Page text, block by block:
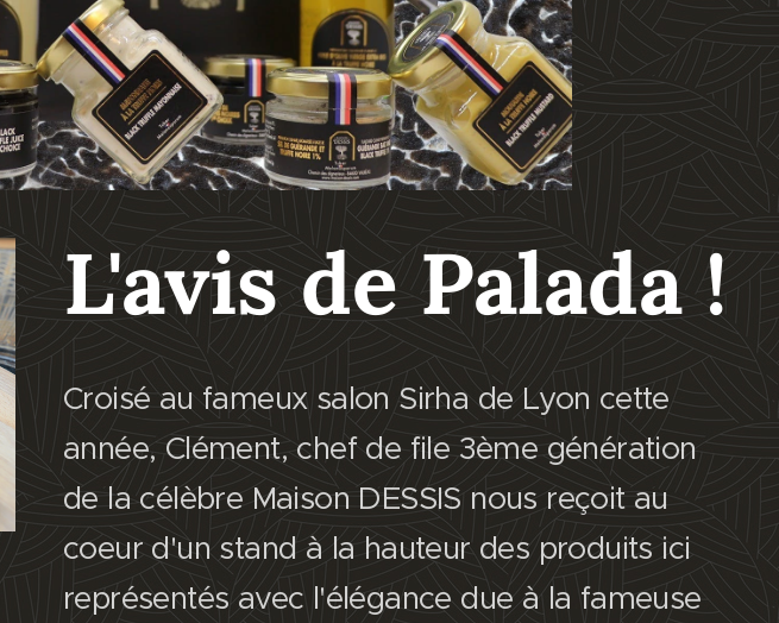
L'avis de Palada !
Croisé au fameux salon Sirha de Lyon cette
année, Clément, chef de file 3ème génération
de la célèbre Maison DESSIS nous reçoit au
coeur d'un stand à la hauteur des produits ici
représentés avec l'élégance due à la fameuse